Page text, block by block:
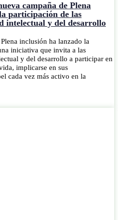
campaña de Plena
participación de las
intelectual y del desarrollo
inclusión ha lanzado la
iniciativa que invita a las
y del desarrollo a participar en
implicarse en sus
cada vez más activo en la